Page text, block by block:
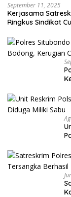
September 11, 2025
Kerjasama
Ringkus Sindikat